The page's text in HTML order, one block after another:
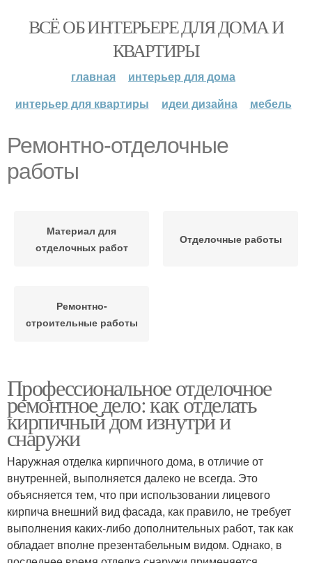
ВСЁ ОБ ИНТЕРЬЕРЕ ДЛЯ ДОМА И
КВАРТИРЫ
главная
интерьер для дома
интерьер для квартиры
идеи дизайна мебель
Ремонтно-отделочные
работы
Материал для
отделочных работ
Отделочные работы
Ремонтно-
строительные работы
Профессиональное отделочное
ремонтное дело: как отделать
кирпичный дом изнутри и
снаружи
Наружная отделка кирпичного дома, в отличие от
внутренней, выполняется далеко не всегда. Это
объясняется тем, что при использовании лицевого
кирпича внешний вид фасада, как правило, не требует
выполнения каких-либо дополнительных работ, так как
обладает вполне презентабельным видом. Однако, в